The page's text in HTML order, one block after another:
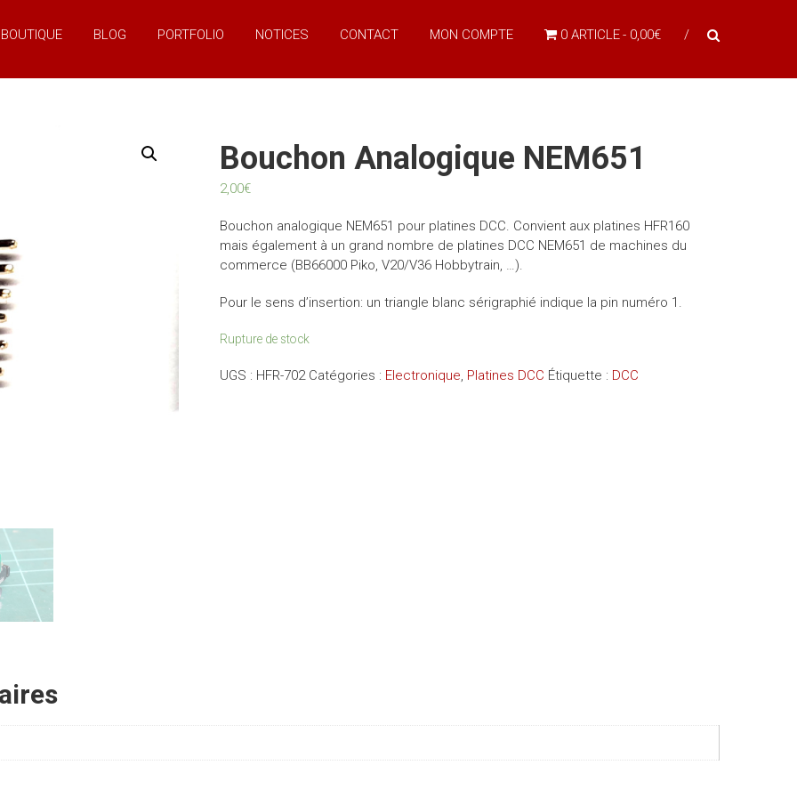
BOUTIQUE BLOG PORTFOLIO NOTICES CONTACT MON COMPTE 0 ARTICLE 0,00€
Bouchon Analogique NEM651
2,00€
Bouchon analogique NEM651 pour platines DCC. Convient aux platines HFR160
mais également à un grand nombre de platines DCC NEM651 de machines du
commerce (BB66000 Piko, V20/V36 Hobbytrain, …).
Pour le sens d’insertion: un triangle blanc sérigraphié indique la pin numéro 1.
Rupture de stock
UGS : HFR-702 Catégories : Electronique, Platines DCC Étiquette : DCC